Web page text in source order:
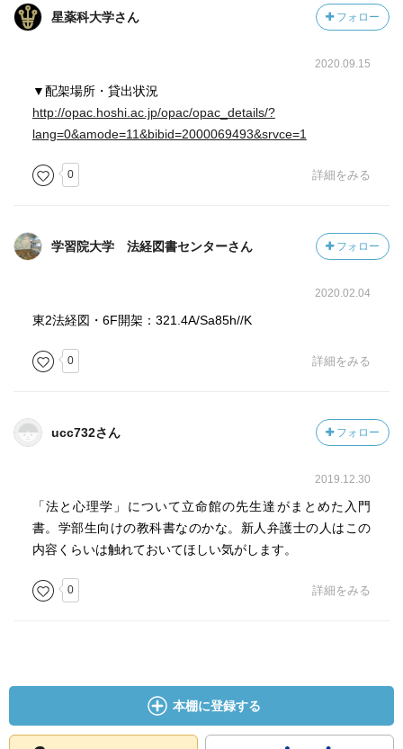
星薬科大学さん フォロー
2020.09.15
▼配架場所・貸出状況
http://opac.hoshi.ac.jp/opac/opac_details/?
lang=0&amode=11&bibid=2000069493&srvce=1
0 詳細をみる
学習院大学 法経図書センターさん フォロー
2020.02.04
東2法経図・6F開架：321.4A/Sa85h//K
0 詳細をみる
ucc732さん フォロー
2019.12.30
「法と心理学」について立命館の先生達がまとめた入門
書。学部生向けの教科書なのかな。新人弁護士の人はこの
内容くらいは触れておいてほしい気がします。
0 詳細をみる
本棚に登録する